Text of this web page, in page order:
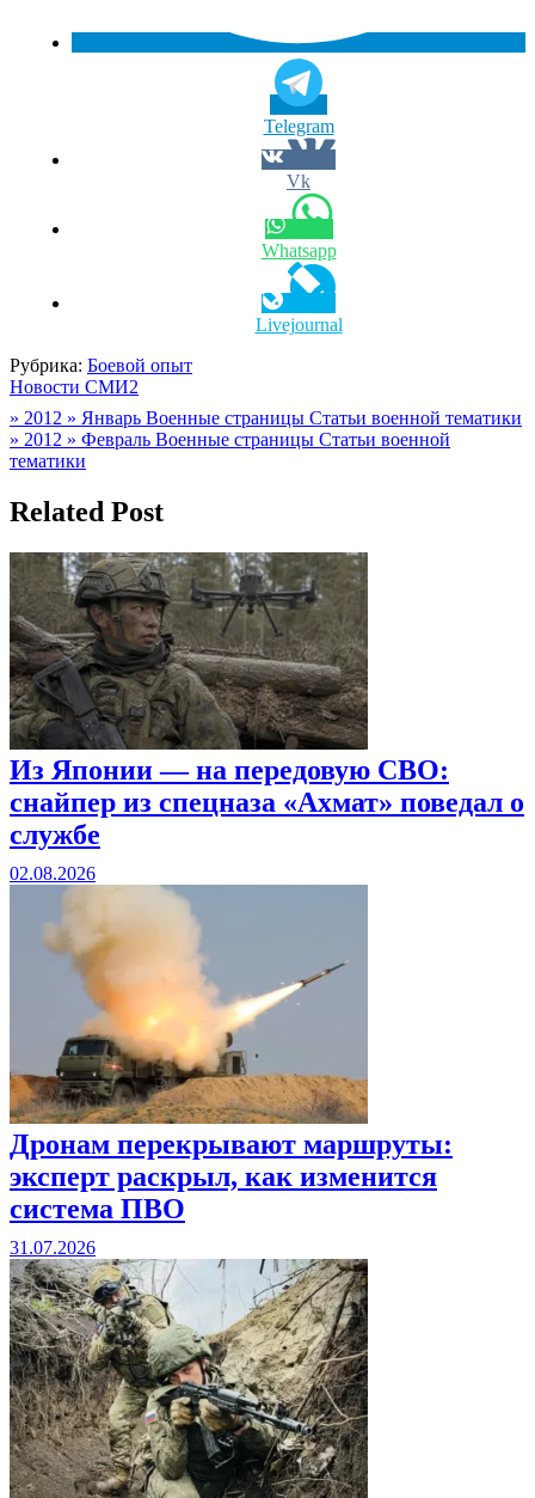
Telegram
Vk
Whatsapp
Livejournal
Рубрика: Боевой опыт
Новости СМИ2
Навигация
по
» 2012 » Январь Военные страницы Статьи военной тематики
» 2012 » Февраль Военные страницы Статьи военной
тематики
Related Post
Из Японии — на передовую СВО:
снайпер из спецназа «Ахмат» поведал о
службе
02.08.2026
Дронам перекрывают маршруты:
эксперт раскрыл, как изменится
система ПВО
31.07.2026